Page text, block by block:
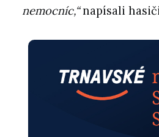
nemocníc,“napísali